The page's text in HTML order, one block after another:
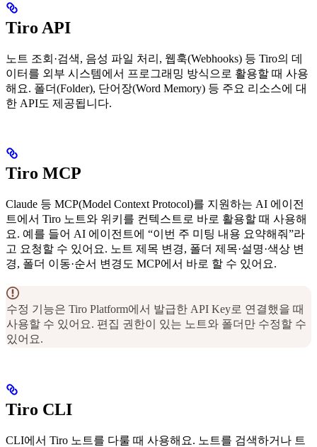
Tiro API
노트 조회·검색, 음성 파일 처리, 웹훅(Webhooks) 등 Tiro의 데
이터를 외부 시스템에서 프로그래밍 방식으로 활용할 때 사용
해요. 폴더(Folder), 단어장(Word Memory) 등 주요 리소스에 대
한 API도 제공됩니다.
Tiro MCP
Claude 등 MCP(Model Context Protocol)를 지원하는 AI 에이전
트에서 Tiro 노트와 위키를 컨텍스트로 바로 활용할 때 사용해
요. 예를 들어 AI 에이전트에 “이번 주 미팅 내용 요약해줘”라
고 요청할 수 있어요. 노트 제목 변경, 폴더 제목·설명·색상 변
경, 폴더 이동·순서 변경도 MCP에서 바로 할 수 있어요.
수정 기능은 Tiro Platform에서 발급한 API Key로 연결했을 때
사용할 수 있어요. 편집 권한이 있는 노트와 폴더만 수정할 수
있어요.
Tiro CLI
CLI에서 Tiro 노트를 다룰 때 사용해요. 노트를 검색하거나 트